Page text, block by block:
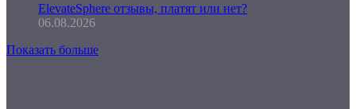
ElevateSphere отзывы, платят или нет?
06.08.2026
Показать больше